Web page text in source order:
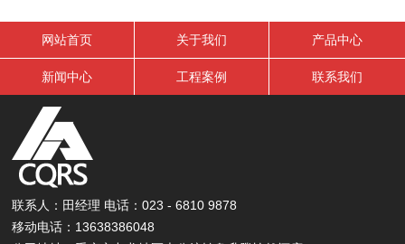
网站首页 关于我们 产品中心
新闻中心 工程案例 联系我们
联系人：田经理 电话：023 - 6810 9878
移动电话：13638386048